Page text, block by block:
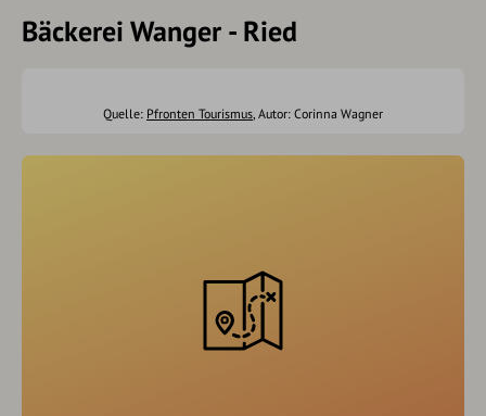
Bäckerei Wanger - Ried
Quelle: Pfronten Tourismus, Autor: Corinna Wagner